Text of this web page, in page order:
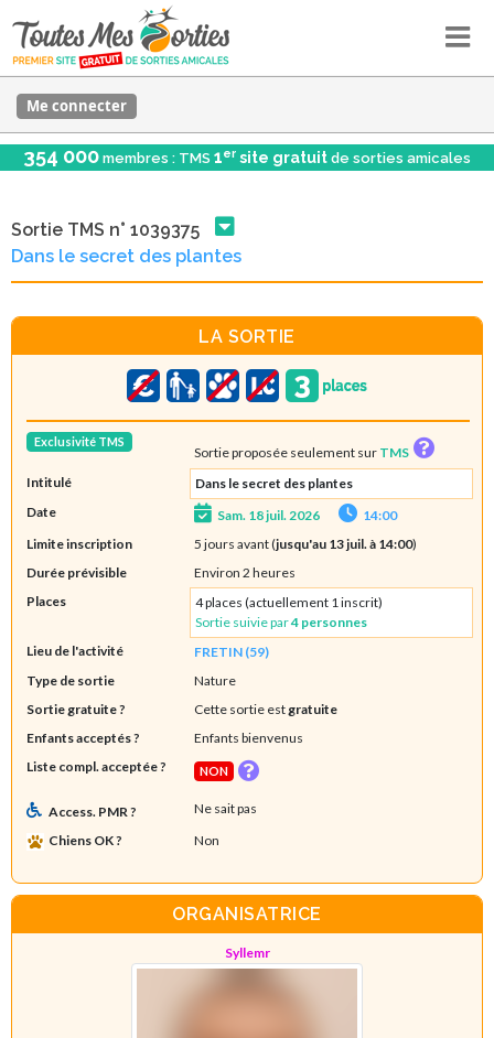
Me connecter
354 000 membres : TMS 1er site gratuit de sorties amicales
Sortie TMS n° 1039375
Dans le secret des plantes
LA SORTIE
Exclusivité TMS
Sortie proposée seulement sur TMS
Intitulé
Dans le secret des plantes
Date
Sam. 18 juil. 2026
14:00
Limite inscription
5 jours avant (jusqu'au 13 juil. à 14:00)
Durée prévisible
Environ 2 heures
Places
4 places (actuellement 1 inscrit)
Sortie suivie par4 personnes
Lieu de l'activité
FRETIN (59)
Type de sortie
Nature
Sortie gratuite ?
Cette sortie est gratuite
Enfants acceptés ?
Enfants bienvenus
Liste compl. acceptée ?
NON
Access. PMR ?
Ne sait pas
Chiens OK ?
Non
ORGANISATRICE
Syllemr